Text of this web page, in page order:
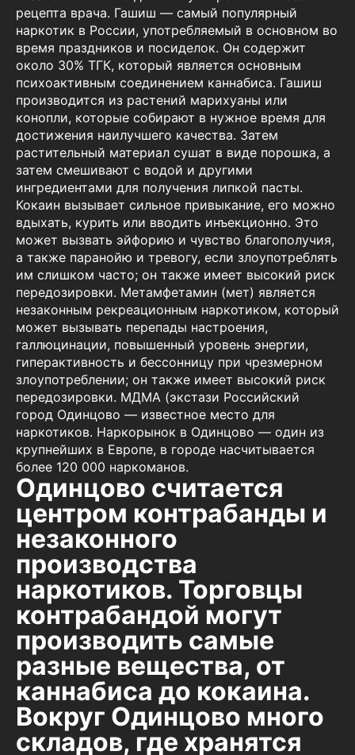
рецепта врача. Гашиш — самый популярный
наркотик в России, употребляемый в основном во
время праздников и посиделок. Он содержит
около 30% ТГК, который является основным
психоактивным соединением каннабиса. Гашиш
производится из растений марихуаны или
конопли, которые собирают в нужное время для
достижения наилучшего качества. Затем
растительный материал сушат в виде порошка, а
затем смешивают с водой и другими
ингредиентами для получения липкой пасты.
Кокаин вызывает сильное привыкание, его можно
вдыхать, курить или вводить инъекционно. Это
может вызвать эйфорию и чувство благополучия,
а также паранойю и тревогу, если злоупотреблять
им слишком часто; он также имеет высокий риск
передозировки. Метамфетамин (мет) является
незаконным рекреационным наркотиком, который
может вызывать перепады настроения,
галлюцинации, повышенный уровень энергии,
гиперактивность и бессонницу при чрезмерном
злоупотреблении; он также имеет высокий риск
передозировки. МДМА (экстази Российский
город Одинцово — известное место для
наркотиков. Наркорынок в Одинцово — один из
крупнейших в Европе, в городе насчитывается
более 120 000 наркоманов.
Одинцово считается
центром контрабанды и
незаконного
производства
наркотиков. Торговцы
контрабандой могут
производить самые
разные вещества, от
каннабиса до кокаина.
Вокруг Одинцово много
складов, где хранятся